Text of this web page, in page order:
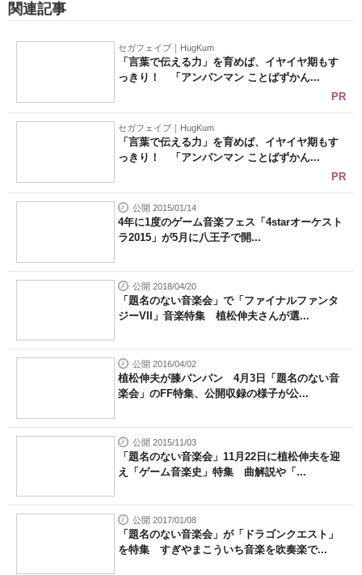
関連記事
セガフェイブ｜HugKum
「言葉で伝える力」を育めば、イヤイヤ期もす
っきり！ 「アンパンマン ことばずかん...
PR
セガフェイブ｜HugKum
「言葉で伝える力」を育めば、イヤイヤ期もす
っきり！ 「アンパンマン ことばずかん...
PR
公開 2015/01/14
4年に1度のゲーム音楽フェス「4starオーケスト
ラ2015」が5月に八王子で開...
公開 2018/04/20
「題名のない音楽会」で「ファイナルファンタ
ジーVII」音楽特集 植松伸夫さんが選...
公開 2016/04/02
植松伸夫が膝パンパン 4月3日「題名のない音
楽会」のFF特集、公開収録の様子が公...
公開 2015/11/03
「題名のない音楽会」11月22日に植松伸夫を迎
え「ゲーム音楽史」特集 曲解説や「...
公開 2017/01/08
「題名のない音楽会」が「ドラゴンクエスト」
を特集 すぎやまこういち音楽を吹奏楽で...